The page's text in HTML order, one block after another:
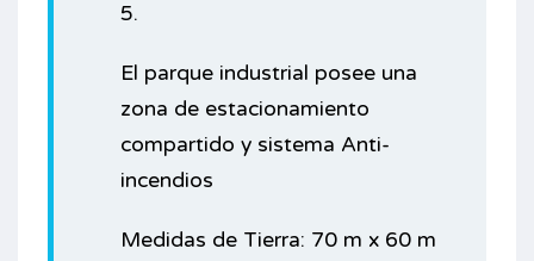
5.
El parque industrial posee una
zona de estacionamiento
compartido y sistema Anti-
incendios
Medidas de Tierra: 70 m x 60 m